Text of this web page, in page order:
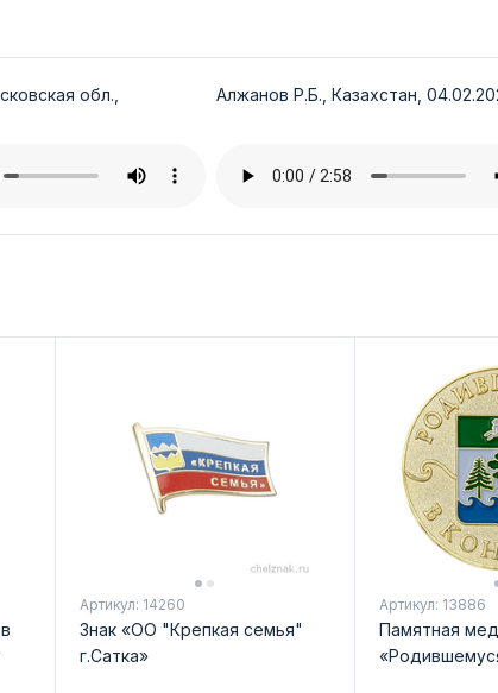
обл.,
Алжанов Р.Б., Казахстан,
Артикул: 14260
Знак «ОО "Крепкая семья"
г.Сатка»
Артикул: 13886
Памятная